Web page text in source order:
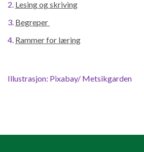
2. Lesing og skriving
3. Begreper
4. Rammer for læring
Illustrasjon: Pixabay/ Metsikgarden